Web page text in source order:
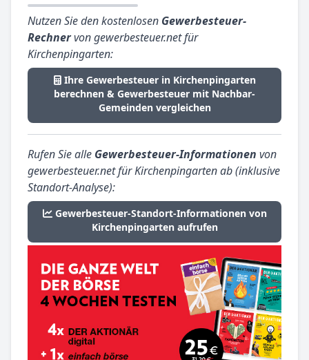
Nutzen Sie den kostenlosen Gewerbesteuer-
Rechnervon gewerbesteuer.net für
Kirchenpingarten:
Ihre Gewerbesteuer in Kirchenpingarten
berechnen & Gewerbesteuer mit Nachbar-
Gemeinden vergleichen
Rufen Sie alle Gewerbesteuer-Informationen von
gewerbesteuer.net für Kirchenpingarten ab (inklusive
Standort-Analyse):
Gewerbesteuer-Standort-Informationen von
Kirchenpingarten aufrufen